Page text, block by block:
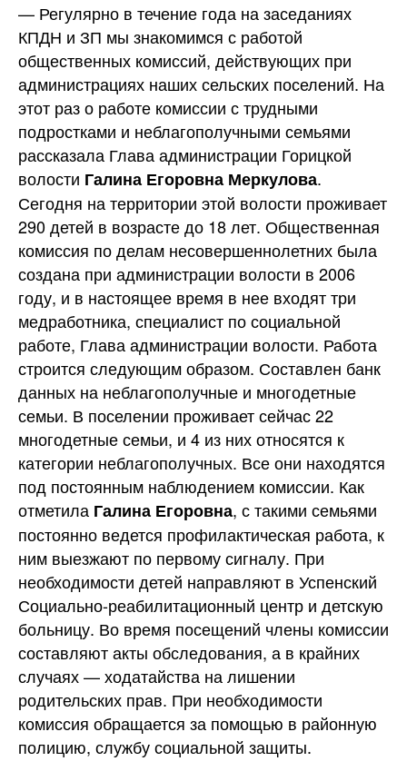
— Регулярно в течение года на заседаниях
КПДН и ЗП мы знакомимся с работой
общественных комиссий, действующих при
администрациях наших сельских поселений. На
этот раз о работе комиссии с трудными
подростками и неблагополучными семьями
рассказала Глава администрации Горицкой
волости Галина Егоровна Меркулова.
Сегодня на территории этой волости проживает
290 детей в возрасте до 18 лет. Общественная
комиссия по делам несовершеннолетних была
создана при администрации волости в 2006
году, и в настоящее время в нее входят три
медработника, специалист по социальной
работе, Глава администрации волости. Работа
строится следующим образом. Составлен банк
данных на неблагополучные и многодетные
семьи. В поселении проживает сейчас 22
многодетные семьи, и 4 из них относятся к
категории неблагополучных. Все они находятся
под постоянным наблюдением комиссии. Как
отметила Галина Егоровна, с такими семьями
постоянно ведется профилактическая работа, к
ним выезжают по первому сигналу. При
необходимости детей направляют в Успенский
Социально-реабилитационный центр и детскую
больницу. Во время посещений члены комиссии
составляют акты обследования, а в крайних
случаях — ходатайства на лишении
родительских прав. При необходимости
комиссия обращается за помощью в районную
полицию, службу социальной защиты.